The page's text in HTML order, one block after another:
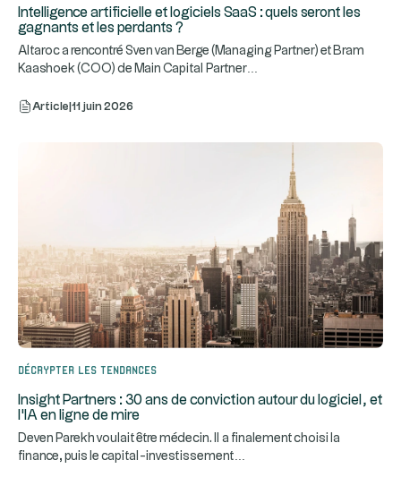
Intelligence artificielle et logiciels SaaS : quels seront les
gagnants et les perdants ?
Altaroc a rencontré Sven van Berge (Managing Partner) et Bram
Kaashoek (COO) de Main Capital Partner
Article 11 juin 2026
Décrypter les tendances
Insight Partners : 30 ans de conviction autour du logiciel, et
l'IA en ligne de mire
Deven Parekh voulait être médecin. Il a finalement choisi la
finance, puis le capital-investissement